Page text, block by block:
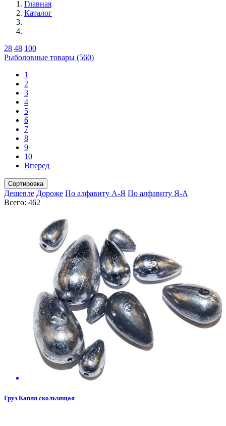
Главная
Каталог
28 48 100
Рыболовные товары (560)
1
2
3
4
5
6
7
8
9
10
Вперед
Сортировка
Дешевле Дороже По алфавиту А-Я По алфавиту Я-А
Всего: 462
Груз Капля скользящая